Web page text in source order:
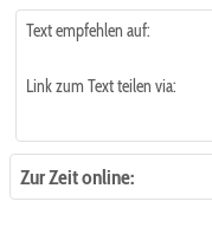
Text empfehlen auf:
Link zum Text teilen via:
Zur Zeit online: